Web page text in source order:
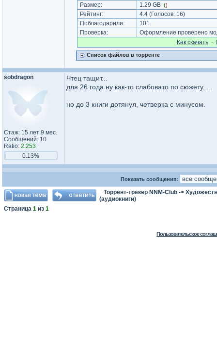
Размер:
1.29 GB ()
Рейтинг: 4.4(Голосов: 16)
Поблагодарили:
101
Проверка:
Оформление проверено
Как cкачать·
Список файлов в торренте
sobdragon
Стаж: 15 лет 9 мес.
Сообщений: 10
Ratio: 2.253
0.13%
Чтец тащит...
для 26 года ну как-то слабовато по сюжету.....
но до 3 книги дотянул, четверка с минусом.
Показать сообщения:
Торрент-трекер NNM-Club ->
(аудиокниги)
Страница 1 из 1
Пользовательское